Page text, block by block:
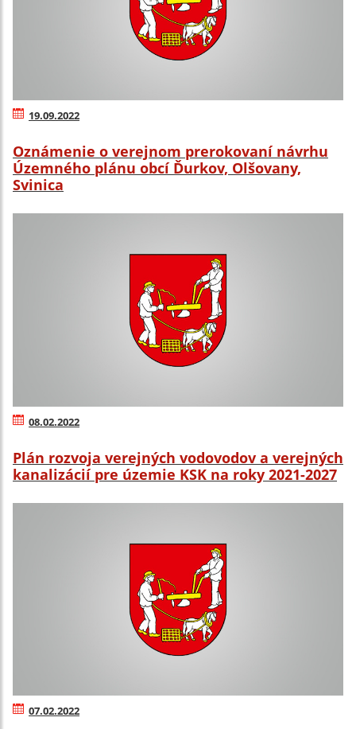
19.09.2022
Oznámenie o verejnom prerokovaní návrhu
Územného plánu obcí Ďurkov, Olšovany,
Svinica
08.02.2022
Plán rozvoja verejných vodovodov a verejných
kanalizácií pre územie KSK na roky 2021-2027
07.02.2022